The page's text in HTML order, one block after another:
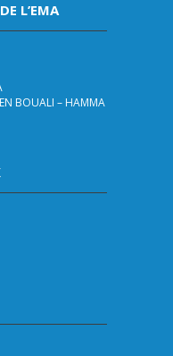
L’EMA
BOUALI – HAMMA